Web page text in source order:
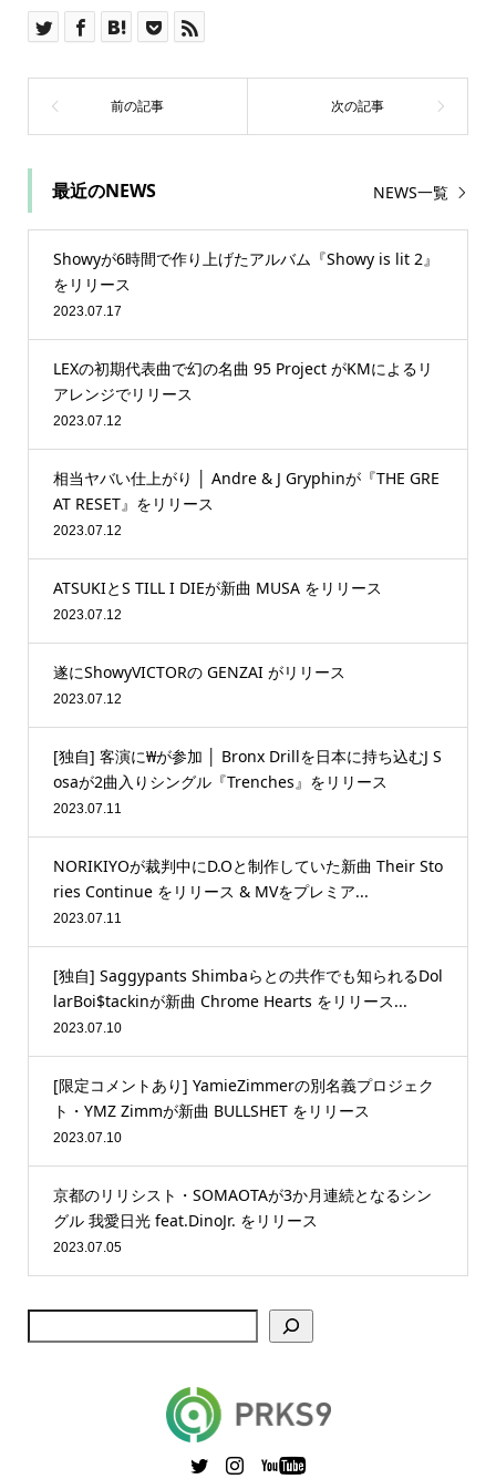
最近のNEWS NEWS一覧
Showyが6時間で作り上げたアルバム『Showy is lit 2』
をリリース
2023.07.17
LEXの初期代表曲で幻の名曲 95 Project がKMによるリ
アレンジでリリース
2023.07.12
相当ヤバい仕上がり │ Andre & J Gryphinが『THE GRE
AT RESET』をリリース
2023.07.12
ATSUKIとS TILL I DIEが新曲 MUSA をリリース
2023.07.12
遂にShowyVICTORの GENZAI がリリース
2023.07.12
[独自] 客演に₩が参加 │ Bronx Drillを日本に持ち込むJ S
osaが2曲入りシングル『Trenches』をリリース
2023.07.11
NORIKIYOが裁判中にD.Oと制作していた新曲 Their Sto
ries Continue をリリース & MVをプレミア...
2023.07.11
[独自] Saggypants Shimbaらとの共作でも知られるDol
larBoi$tackinが新曲 Chrome Hearts をリリース...
2023.07.10
[限定コメントあり] YamieZimmerの別名義プロジェク
ト・YMZ Zimmが新曲 BULLSHET をリリース
2023.07.10
京都のリリシスト・SOMAOTAが3か月連続となるシン
グル 我愛日光 feat.DinoJr. をリリース
2023.07.05